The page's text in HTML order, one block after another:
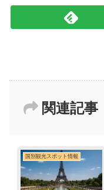
関連記事
国別観光スポット情報